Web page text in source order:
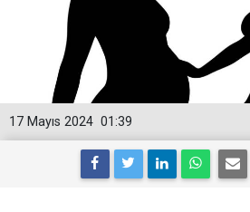
01:39
17 Mayıs 2024